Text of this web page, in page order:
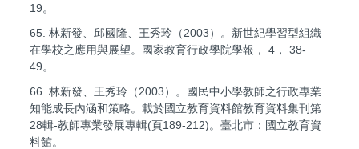
19。
65. 林新發、邱國隆、王秀玲（2003）。新世紀學習型組織
在學校之應用與展望。國家教育行政學院學報， 4， 38-
49。
66. 林新發、王秀玲（2003）。國民中小學教師之行政專業
知能成長內涵和策略。載於國立教育資料館教育資料集刊第
28輯-教師專業發展專輯(頁189-212)。臺北市：國立教育資
料館。